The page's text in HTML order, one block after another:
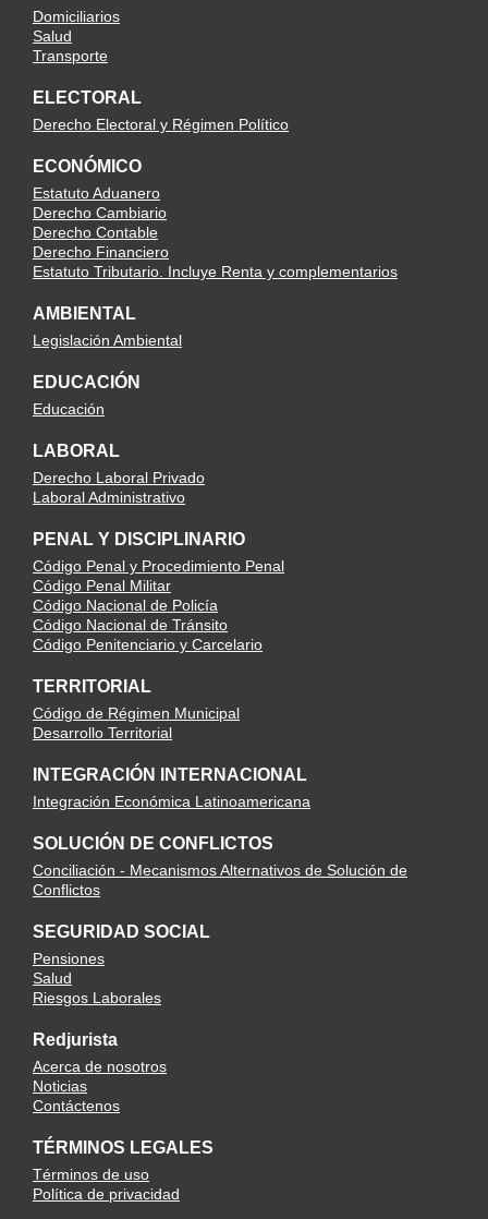
Domiciliarios
Salud
Transporte
ELECTORAL
Derecho Electoral y Régimen Político
ECONÓMICO
Estatuto Aduanero
Derecho Cambiario
Derecho Contable
Derecho Financiero
Estatuto Tributario. Incluye Renta y complementarios
AMBIENTAL
Legislación Ambiental
EDUCACIÓN
Educación
LABORAL
Derecho Laboral Privado
Laboral Administrativo
PENAL Y DISCIPLINARIO
Código Penal y Procedimiento Penal
Código Penal Militar
Código Nacional de Policía
Código Nacional de Tránsito
Código Penitenciario y Carcelario
TERRITORIAL
Código de Régimen Municipal
Desarrollo Territorial
INTEGRACIÓN INTERNACIONAL
Integración Económica Latinoamericana
SOLUCIÓN DE CONFLICTOS
Conciliación - Mecanismos Alternativos de Solución de
Conflictos
SEGURIDAD SOCIAL
Pensiones
Salud
Riesgos Laborales
Redjurista
Acerca de nosotros
Noticias
Contáctenos
TÉRMINOS LEGALES
Términos de uso
Política de privacidad